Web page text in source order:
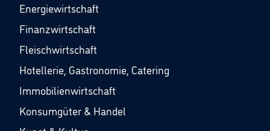
Energiewirtschaft
Finanzwirtschaft
Fleischwirtschaft
Hotellerie, Gastronomie, Catering
Immobilienwirtschaft
Konsumgüter & Handel